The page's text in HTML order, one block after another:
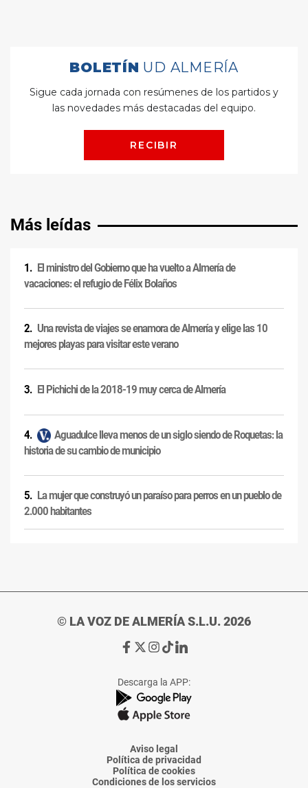
Más leídas
El ministro del Gobierno que ha vuelto a Almería de
vacaciones: el refugio de Félix Bolaños
Una revista de viajes se enamora de Almería y elige las 10
mejores playas para visitar este verano
El Pichichi de la 2018-19 muy cerca de Almería
Aguadulce lleva menos de un siglo siendo de Roquetas: la
historia de su cambio de municipio
La mujer que construyó un paraíso para perros en un pueblo de
2.000 habitantes
© LA VOZ DE ALMERÍA S.L.U. 2026
Ir
de
La
Voz
Almería
Ir
de
La
Voz
Almería
Ir
de
La
Voz
Almería
Ir
de
La
Voz
Almería
Ir
de
La
Voz
Descarga la APP:
Aviso legal
Política de privacidad
Política de cookies
Condiciones de los servicios